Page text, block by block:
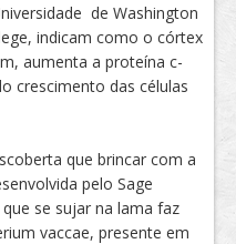
de Washington
indicam como o córtex
aumenta a proteína c-
crescimento das células
que brincar com a
pelo Sage
se sujar na lama faz
vaccae, presente em